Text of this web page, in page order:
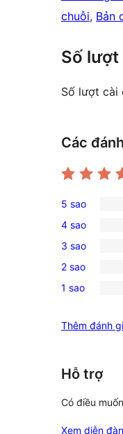
chuỗi, Bản
Số lượt
Số lượt cài
Các
1
5-
star
review
5 sao
0
4-
star
reviews
4 sao
0
3-
star
3 sao
0
2-
reviews
2 sao
0
star
1 sao
Thêm đánh
Hỗ trợ
Có điều
Xem diễn